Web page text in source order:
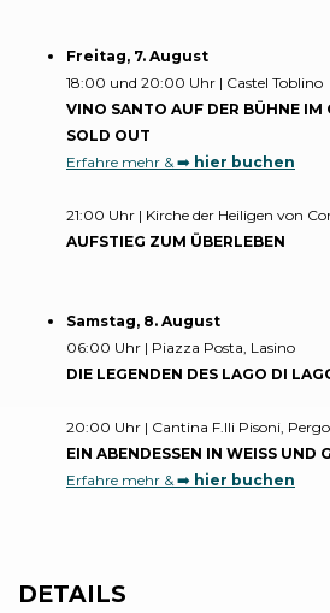
Freitag, 7. August
18:00 und 20:00 Uhr | Castel Toblino
VINO SANTO AUF DER BÜHNE IM
SOLD OUT
Erfahre mehr & ➡️ hier buchen
21:00 Uhr | Kirche der Heiligen von
AUFSTIEG ZUM ÜBERLEBEN
Samstag, 8. August
06:00 Uhr | Piazza Posta, Lasino
DIE LEGENDEN DES LAGO DI
20:00 Uhr | Cantina F.lli Pisoni,
EIN ABENDESSEN IN WEISS UND
Erfahre mehr & ➡️ hier buchen
DETAILS